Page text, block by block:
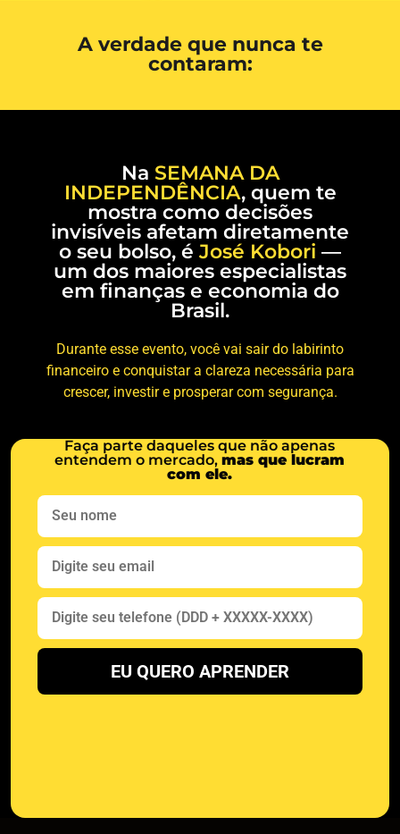
A verdade que nunca te
contaram:
Na SEMANA DA
INDEPENDÊNCIA, quem te
mostra como decisões
invisíveis afetam diretamente
o seu bolso, é José Kobori —
um dos maiores especialistas
em finanças e economia do
Brasil.
Durante esse evento, você vai sair do labirinto
financeiro e conquistar a clareza necessária para
crescer, investir e prosperar com segurança.
Faça parte daqueles que não apenas
entendem o mercado,mas que lucram
com ele.
EU QUERO APRENDER